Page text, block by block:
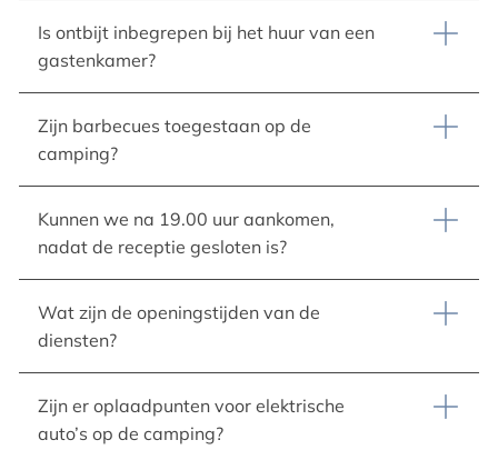
Is ontbijt inbegrepen bij het huur van een
gastenkamer?
Zijn barbecues toegestaan op de
camping?
Kunnen we na 19.00 uur aankomen,
nadat de receptie gesloten is?
Wat zijn de openingstijden van de
diensten?
Zijn er oplaadpunten voor elektrische
auto’s op de camping?